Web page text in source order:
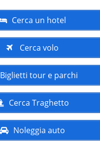
Cerca un hotel
Cerca volo
Biglietti tour e parchi
Cerca Traghetto
Noleggia auto